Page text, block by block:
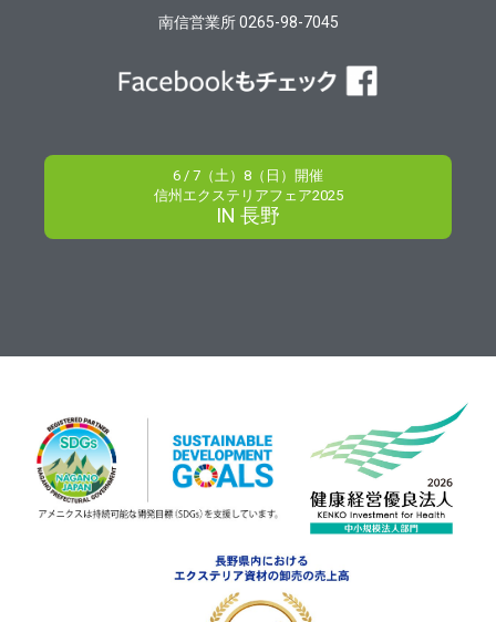
南信営業所 0265-98-7045
6 / 7（土）8（日）開催
信州エクステリアフェア2025
IN 長野